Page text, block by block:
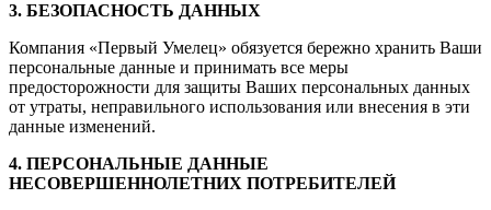
3. БЕЗОПАСНОСТЬ ДАННЫХ
Компания «Первый Умелец» обязуется бережно хранить Ваши
персональные данные и принимать все меры
предосторожности для защиты Ваших персональных данных
от утраты, неправильного использования или внесения в эти
данные изменений.
4. ПЕРСОНАЛЬНЫЕ ДАННЫЕ
НЕСОВЕРШЕННОЛЕТНИХ ПОТРЕБИТЕЛЕЙ